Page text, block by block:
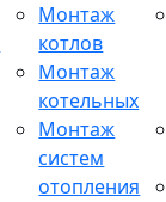
Монтаж
котлов
Монтаж
котельных
Монтаж
систем
отопления